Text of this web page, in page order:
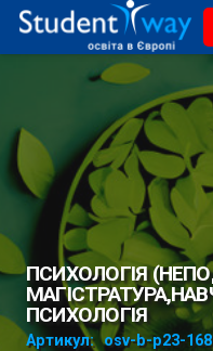
ПСИХОЛОГІЯ
ПСИХОЛОГІЯ
Артикул: osv-b-p23-